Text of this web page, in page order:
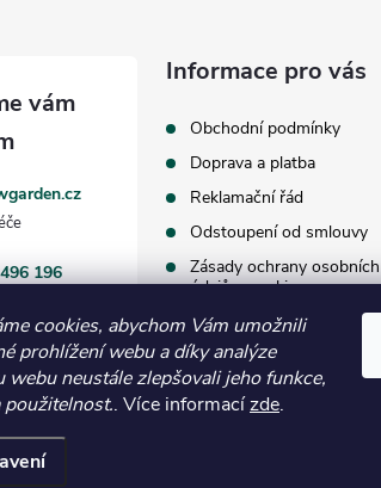
cookies, abychom Vám umožnili
prohlížení webu a díky analýze
webu neustále zlepšovali jeho funkce,
použitelnost.. Více informacízde.
196
Informace pro vás
Obchodní podmínky
Doprava a platba
Reklamační řád
Odstoupení od smlouvy
Zásady ochrany osobních
údajů a cookies